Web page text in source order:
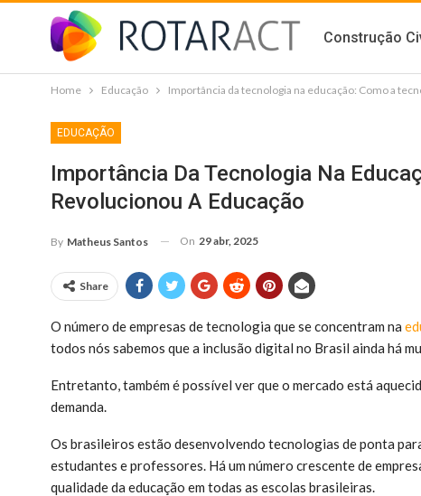
Construção
Home Educação Importância da tecnologia na educação: Como a
EDUCAÇÃO
Importância Da Tecnologia Na
Revolucionou A Educação
By Matheus Santos On 29 abr, 2025
Share
O número de empresas de tecnologia que se concentram na
todos nós sabemos que a inclusão digital no Brasil ainda há
Entretanto, também é possível ver que o mercado está
demanda.
Os brasileiros estão desenvolvendo tecnologias de ponta
estudantes e professores. Há um número crescente de
qualidade da educação em todas as escolas brasileiras.